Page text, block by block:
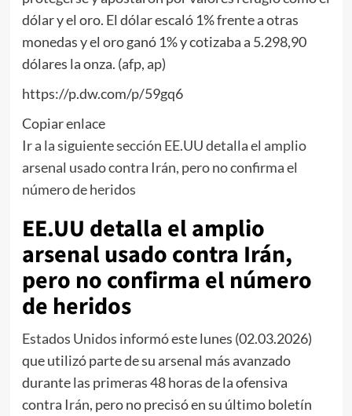
dólar y el oro. El dólar escaló 1% frente a otras
monedas y el oro ganó 1% y cotizaba a 5.298,90
dólares la onza. (afp, ap)
https://p.dw.com/p/59gq6
Copiar enlace
Ir a la siguiente sección EE.UU detalla el amplio
arsenal usado contra Irán, pero no confirma el
número de heridos
EE.UU detalla el amplio
arsenal usado contra Irán,
pero no confirma el número
de heridos
Estados Unidos informó este lunes (02.03.2026)
que utilizó parte de su arsenal más avanzado
durante las primeras 48 horas de la ofensiva
contra Irán, pero no precisó en su último boletín